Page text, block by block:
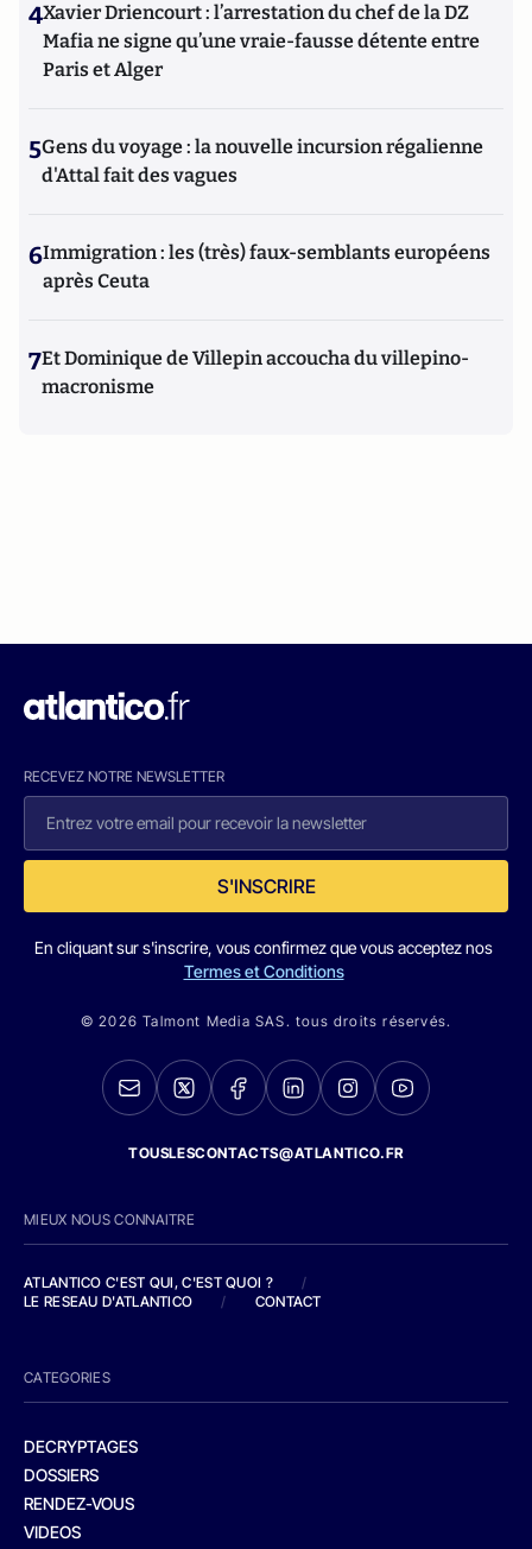
4Xavier Driencourt : l’arrestation du chef de la DZ
Mafia ne signe qu’une vraie-fausse détente entre
Paris et Alger
5Gens du voyage : la nouvelle incursion régalienne
d'Attal fait des vagues
6Immigration : les (très) faux-semblants européens
après Ceuta
7Et Dominique de Villepin accoucha du villepino-
macronisme
RECEVEZ NOTRE NEWSLETTER
S'INSCRIRE
En cliquant sur s'inscrire, vous confirmez que vous acceptez nos
Termes et Conditions
© 2026 Talmont Media SAS. tous droits réservés.
TOUSLESCONTACTS@ATLANTICO.FR
MIEUX NOUS CONNAITRE
ATLANTICO C'EST QUI, C'EST QUOI ?
/
LE RESEAU D'ATLANTICO
/ CONTACT
CATEGORIES
DECRYPTAGES
DOSSIERS
RENDEZ-VOUS
VIDEOS